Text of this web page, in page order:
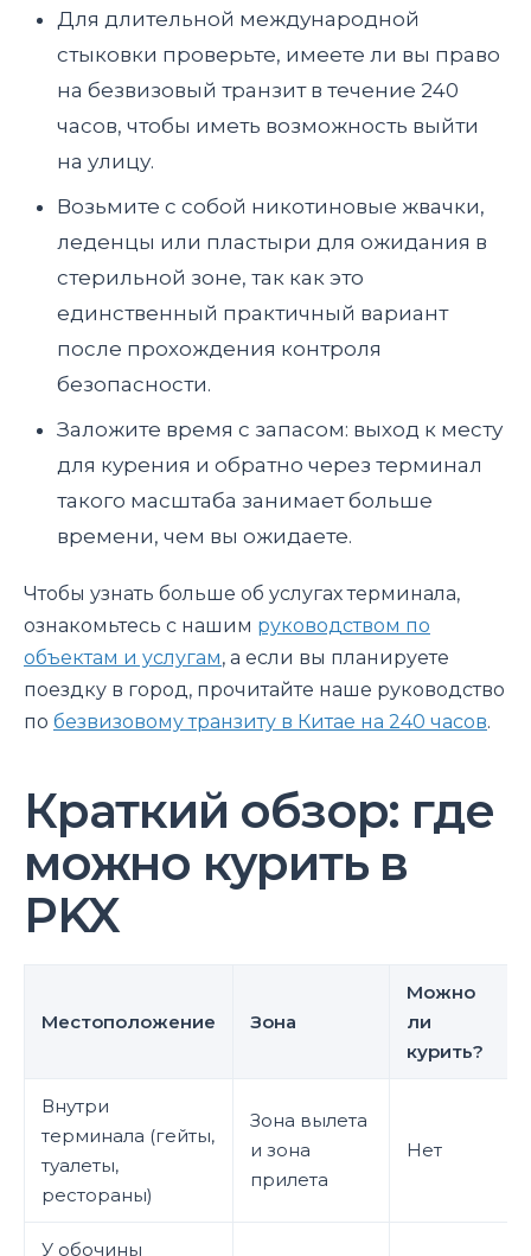
Для длительной международной
стыковки проверьте, имеете ли вы право
на безвизовый транзит в течение 240
часов, чтобы иметь возможность выйти
на улицу.
Возьмите с собой никотиновые жвачки,
леденцы или пластыри для ожидания в
стерильной зоне, так как это
единственный практичный вариант
после прохождения контроля
безопасности.
Заложите время с запасом: выход к месту
для курения и обратно через терминал
такого масштаба занимает больше
времени, чем вы ожидаете.
Чтобы узнать больше об услугах терминала,
ознакомьтесь с нашим руководством по
объектам и услугам, а если вы планируете
поездку в город, прочитайте наше руководство
по безвизовому транзиту в Китае на 240 часов.
Краткий обзор: где
можно курить в
PKX
Местоположение Зона
Можно
ли
курить?
Внутри
терминала (гейты,
туалеты,
рестораны)
Зона вылета
и зона
прилета
Нет
У обочины